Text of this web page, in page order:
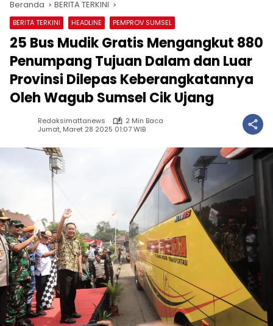
Beranda BERITA TERKINI
BERITA TERKINI HEADLINE PEMPROV SUMSEL
25 Bus Mudik Gratis Mengangkut 880
Penumpang Tujuan Dalam dan Luar
Provinsi Dilepas Keberangkatannya
Oleh Wagub Sumsel Cik Ujang
Redaksimattanews
2 Min Baca
Jumat, Maret 28 2025 01:07 WIB